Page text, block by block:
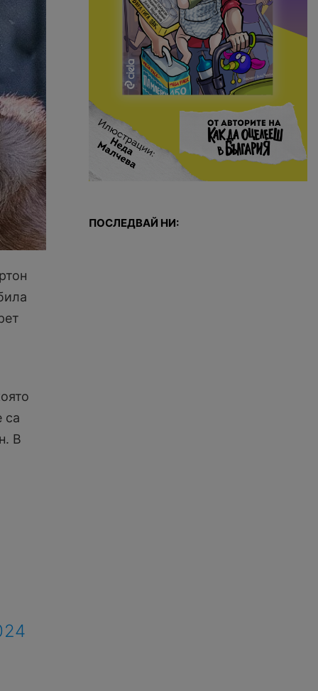
са
В
ПОСЛЕДВАЙ НИ: